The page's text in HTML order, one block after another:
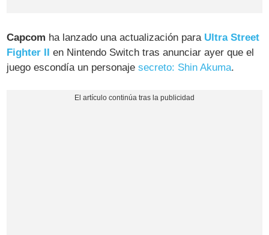
Capcom ha lanzado una actualización para Ultra Street
Fighter II en Nintendo Switch tras anunciar ayer que el
juego escondía un personajesecreto: Shin Akuma.